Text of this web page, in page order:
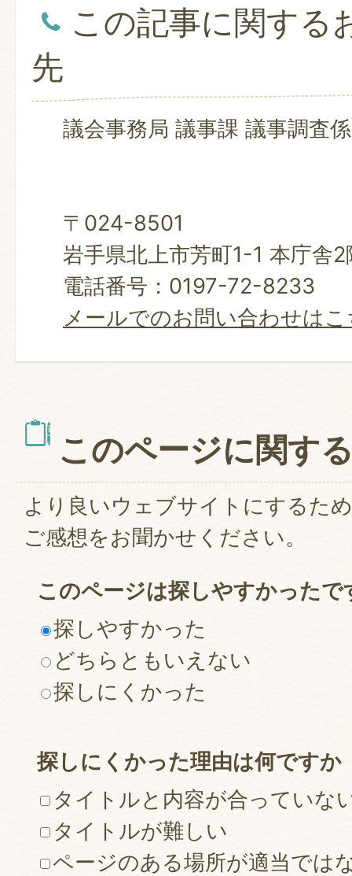
この記事に関する
先
議会事務局 議事課 議事調査係
〒024-8501
岩手県北上市芳町1-1 本庁舎2
電話番号：0197-72-8233
メールでのお問い合わせは
このページに関す
より良いウェブサイトにするた
ご感想をお聞かせください。
このページは探しやすかったで
探しやすかった
どちらともいえない
探しにくかった
探しにくかった理由は何ですか
タイトルと内容が合っていな
タイトルが難しい
ページのある場所が適当では